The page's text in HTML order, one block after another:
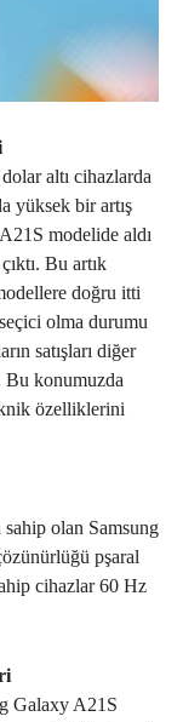
altı cihazlarda
yüksek bir artış
modelide aldı
Bu artık
doğru itti
olma durumu
satışları diğer
konumuzda
özelliklerini
olan Samsung
pşaral
cihazlar 60 Hz
Galaxy A21S